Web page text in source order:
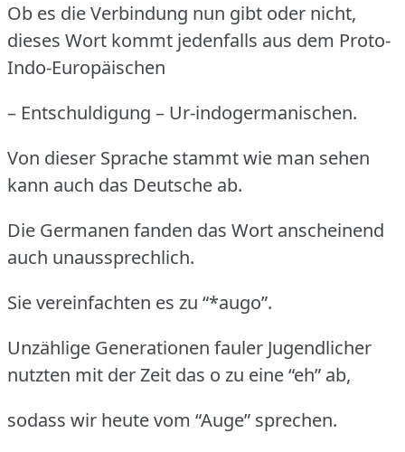
Ob es die Verbindung nun gibt oder nicht,
dieses Wort kommt jedenfalls aus dem Proto-
Indo-Europäischen
– Entschuldigung – Ur-indogermanischen.
Von dieser Sprache stammt wie man sehen
kann auch das Deutsche ab.
Die Germanen fanden das Wort anscheinend
auch unaussprechlich.
Sie vereinfachten es zu “*augo”.
Unzählige Generationen fauler Jugendlicher
nutzten mit der Zeit das o zu eine “eh” ab,
sodass wir heute vom “Auge” sprechen.